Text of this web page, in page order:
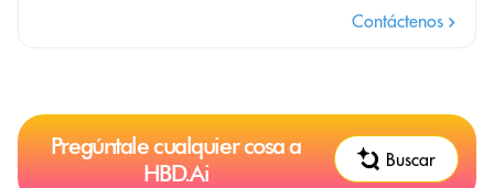
Contáctenos
Pregúntale cualquier cosa a
HBD.Ai
Buscar